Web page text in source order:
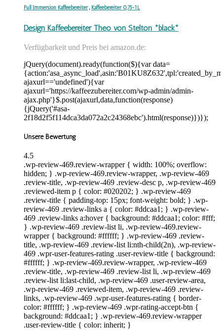
Full Immersion Kaffeebereiter, Kaffeebereiter 0,75-1L
Design Kaffeebereiter Theo von Stelton *black*
Verfügbarkeit und Preis bei amazon.de:
jQuery(document).ready(function($){var data=
ajaxurl=='undefined'){var
ajaxurl='https://kaffeezubereiter.com/wp-admin/admin-
ajax.php'}$.post(ajaxurl,data,function(response)
{jQuery('#asa-
2f18d2f5f114dca3da072a2c24368ebc').html(response)})});
Unsere Bewertung
4.5
.wp-review-469.review-wrapper { width: 100%; overflow:
hidden; } .wp-review-469.review-wrapper, .wp-review-469
.review-title, .wp-review-469 .review-desc p, .wp-review-469
.reviewed-item p { color: #020202; } .wp-review-469
.review-title { padding-top: 15px; font-weight: bold; } .wp-
review-469 .review-links a { color: #ddcaa1; } .wp-review-
469 .review-links a:hover { background: #ddcaa1; color: #fff;
} .wp-review-469 .review-list li, .wp-review-469.review-
wrapper { background: #ffffff; } .wp-review-469 .review-
title, .wp-review-469 .review-list li:nth-child(2n), .wp-review-
469 .wpr-user-features-rating .user-review-title { background:
#ffffff; } .wp-review-469.review-wrapper, .wp-review-469
.review-title, .wp-review-469 .review-list li, .wp-review-469
.review-list li:last-child, .wp-review-469 .user-review-area,
.wp-review-469 .reviewed-item, .wp-review-469 .review-
links, .wp-review-469 .wpr-user-features-rating { border-
color: #ffffff; } .wp-review-469 .wpr-rating-accept-btn {
background: #ddcaa1; } .wp-review-469.review-wrapper
.user-review-title { color: inherit; }